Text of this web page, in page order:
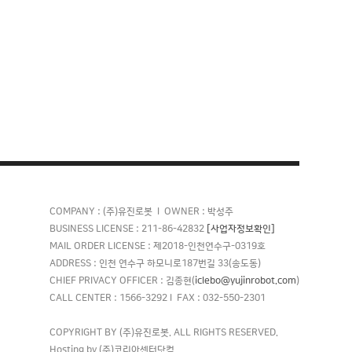
COMPANY : (주)유진로봇 l OWNER : 박성주
BUSINESS LICENSE : 211-86-42832
[사업자정보확인]
MAIL ORDER LICENSE : 제2018-인천연수구-0319호
ADDRESS : 인천 연수구 하모니로187번길 33(송도동)
CHIEF PRIVACY OFFICER : 김종현(iclebo@yujinrobot.com)
CALL CENTER : 1566-3292 l FAX : 032-550-2301
COPYRIGHT BY (주)유진로봇. ALL RIGHTS RESERVED.